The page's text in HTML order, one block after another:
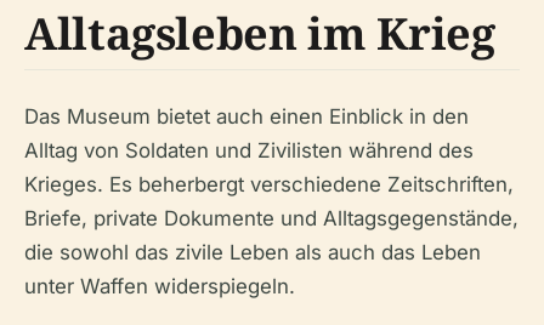
Alltagsleben im Krieg
Das Museum bietet auch einen Einblick in den
Alltag von Soldaten und Zivilisten während des
Krieges. Es beherbergt verschiedene Zeitschriften,
Briefe, private Dokumente und Alltagsgegenstände,
die sowohl das zivile Leben als auch das Leben
unter Waffen widerspiegeln.